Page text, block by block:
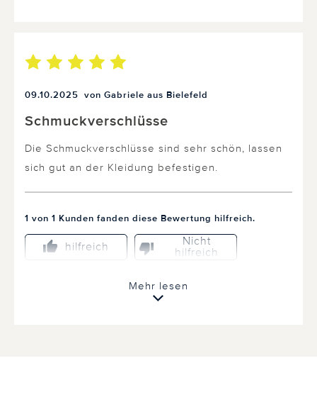
09.10.2025 von Gabriele aus Bielefeld
Schmuckverschlüsse
Die Schmuckverschlüsse sind sehr schön, lassen
sich gut an der Kleidung befestigen.
1 von 1 Kunden fanden diese Bewertung hilfreich.
hilfreich
Nicht
hilfreich
Mehr lesen